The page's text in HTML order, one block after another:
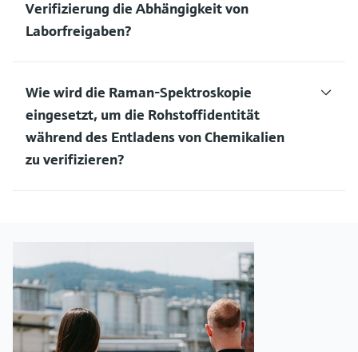
Verifizierung die Abhängigkeit von
Laborfreigaben?
Wie wird die Raman-Spektroskopie
eingesetzt, um die Rohstoffidentität
während des Entladens von Chemikalien
zu verifizieren?